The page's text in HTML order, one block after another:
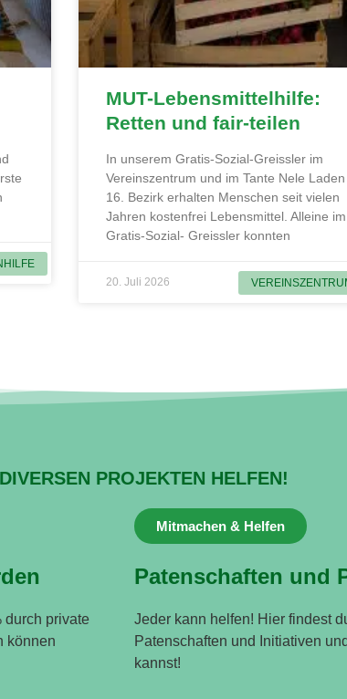
MUT-Lebensmittelhilfe:
Retten und fair-teilen
In unserem Gratis-Sozial-Greissler im
Vereinszentrum und im Tante Nele Laden
16. Bezirk erhalten Menschen seit vielen
Jahren kostenfrei Lebensmittel. Alleine im
Gratis-Sozial- Greissler konnten
20. Juli 2026
PROJEKTEN HELFEN!
durch private
können
Mitmachen & Helfen
Patenschaften und
Jeder kann helfen! Hier findest
Patenschaften und Initiativen
kannst!